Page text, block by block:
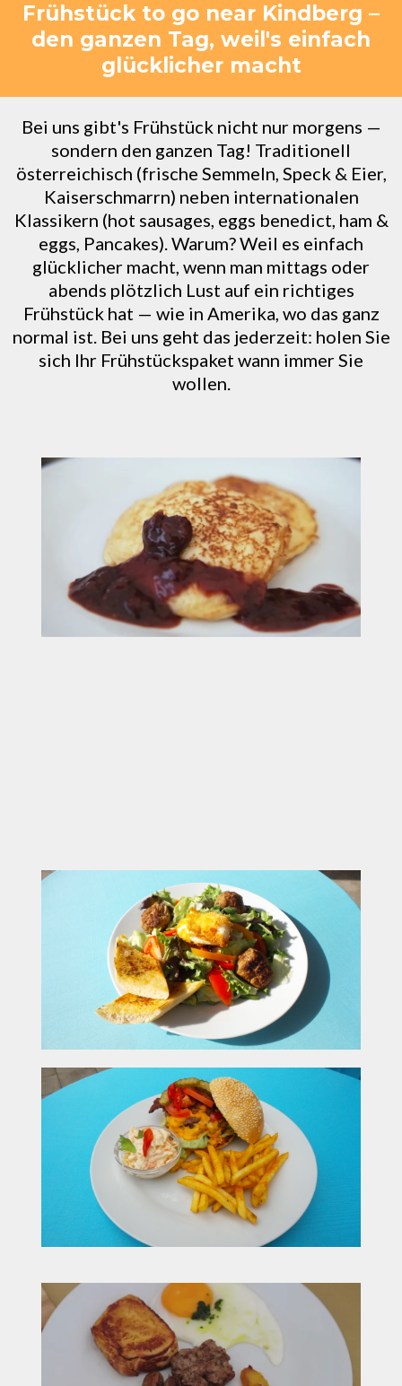
Frühstück to go near Kindberg –
den ganzen Tag, weil's einfach
glücklicher macht
Bei uns gibt's Frühstück nicht nur morgens —
sondern den ganzen Tag! Traditionell
österreichisch (frische Semmeln, Speck & Eier,
Kaiserschmarrn) neben internationalen
Klassikern (hot sausages, eggs benedict, ham &
eggs, Pancakes). Warum? Weil es einfach
glücklicher macht, wenn man mittags oder
abends plötzlich Lust auf ein richtiges
Frühstück hat — wie in Amerika, wo das ganz
normal ist. Bei uns geht das jederzeit: holen Sie
sich Ihr Frühstückspaket wann immer Sie
wollen.